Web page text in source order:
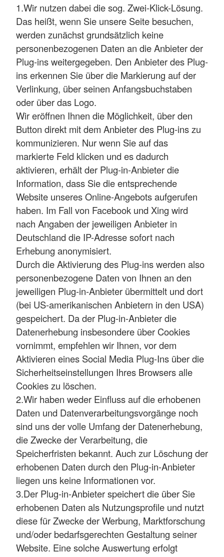
1.Wir nutzen dabei die sog. Zwei-Klick-Lösung.
Das heißt, wenn Sie unsere Seite besuchen,
werden zunächst grundsätzlich keine
personenbezogenen Daten an die Anbieter der
Plug-ins weitergegeben. Den Anbieter des Plug-
ins erkennen Sie über die Markierung auf der
Verlinkung, über seinen Anfangsbuchstaben
oder über das Logo.
Wir eröffnen Ihnen die Möglichkeit, über den
Button direkt mit dem Anbieter des Plug-ins zu
kommunizieren. Nur wenn Sie auf das
markierte Feld klicken und es dadurch
aktivieren, erhält der Plug-in-Anbieter die
Information, dass Sie die entsprechende
Website unseres Online-Angebots aufgerufen
haben. Im Fall von Facebook und Xing wird
nach Angaben der jeweiligen Anbieter in
Deutschland die IP-Adresse sofort nach
Erhebung anonymisiert.
Durch die Aktivierung des Plug-ins werden also
personenbezogene Daten von Ihnen an den
jeweiligen Plug-in-Anbieter übermittelt und dort
(bei US-amerikanischen Anbietern in den USA)
gespeichert. Da der Plug-in-Anbieter die
Datenerhebung insbesondere über Cookies
vornimmt, empfehlen wir Ihnen, vor dem
Aktivieren eines Social Media Plug-Ins über die
Sicherheitseinstellungen Ihres Browsers alle
Cookies zu löschen.
2.Wir haben weder Einfluss auf die erhobenen
Daten und Datenverarbeitungsvorgänge noch
sind uns der volle Umfang der Datenerhebung,
die Zwecke der Verarbeitung, die
Speicherfristen bekannt. Auch zur Löschung der
erhobenen Daten durch den Plug-in-Anbieter
liegen uns keine Informationen vor.
3.Der Plug-in-Anbieter speichert die über Sie
erhobenen Daten als Nutzungsprofile und nutzt
diese für Zwecke der Werbung, Marktforschung
und/oder bedarfsgerechten Gestaltung seiner
Website. Eine solche Auswertung erfolgt